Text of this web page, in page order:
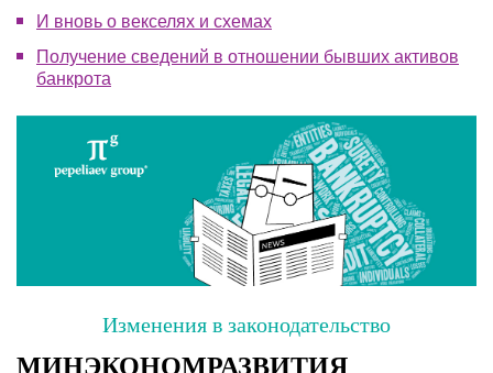
И вновь о векселях и схемах
Получение сведений в отношении бывших активов
банкрота
Изменения в законодательство
МИНЭКОНОМРАЗВИТИЯ